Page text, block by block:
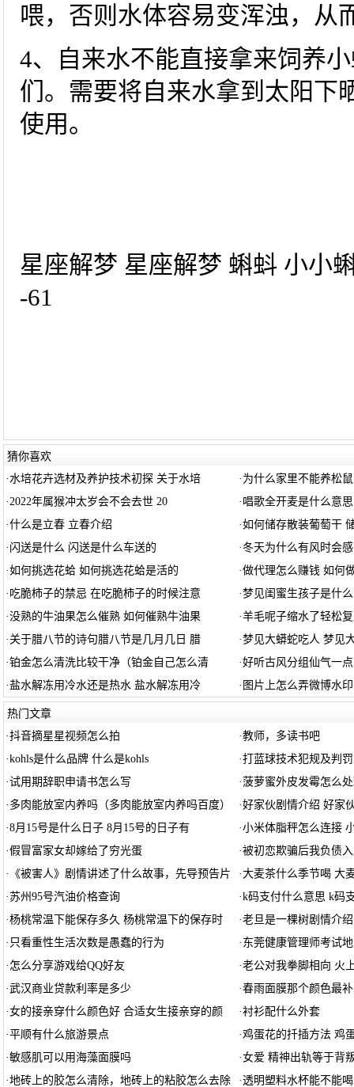
喂，否则水体容易变浑浊，从
4、自来水不能直接拿来饲养
们。需要将自来水拿到太阳下
使用。
星座解梦 星座解梦 蝌蚪 小小
-61
猜你喜欢
·水培花卉选材及养护技术初探 关于水培 · 为什么家里不能养松
·2022年属猴冲太岁会不会去世 20 · 唱歌全开麦是什么意
·什么是立春 立春介绍 ·如何储存散装葡萄干
· 闪送是什么 闪送是什么车送的 ·冬天为什么有风时会
·如何挑选花蛤 如何挑选花蛤是活的 ·做代理怎么赚钱 如何
· 吃脆柿子的禁忌 在吃脆柿子的时候注意 ·梦见闺蜜生孩子是什
·没熟的牛油果怎么催熟 如何催熟牛油果 ·羊毛呢子缩水了轻松
· 关于腊八节的诗句腊八节是几月几日 腊 ·梦见大蟒蛇吃人 梦见
·铂金怎么清洗比较干净（铂金自己怎么清 ·好听古风分组仙气一
·盐水解冻用冷水还是热水 盐水解冻用冷 · 图片上怎么弄微博水
热门文章
·抖音摘星星视频怎么拍 ·教师，多读书吧
·kohls是什么品牌 什么是kohls ·打蓝球技术犯规及判罚
·试用期辞职申请书怎么写 ·菠萝蜜外皮发霉怎么
· 多肉能放室内养吗（多肉能放室内养吗百度） ·好家伙剧情介绍 好家
·8月15号是什么日子 8月15号的日子有 ·小米体脂秤怎么连接
·假冒富家女却嫁给了穷光蛋 ·被初恋欺骗后我负债
· 《被害人》剧情讲述了什么故事，先导预告片 ·大麦茶什么季节喝 大
·苏州95号汽油价格查询 ·k码支付什么意思 k码
·杨桃常温下能保存多久 杨桃常温下的保存时 ·老旦是一棵树剧情介
· 只看重性生活次数是愚蠢的行为 · 东莞健康管理师考试
· 怎么分享游戏给QQ好友 ·老公对我拳脚相向 火
·武汉商业贷款利率是多少 ·春雨面膜那个颜色最
·女的接亲穿什么颜色好 合适女生接亲穿的颜 ·衬衫配什么外套
·平顺有什么旅游景点 ·鸡蛋花的扦插方法 鸡
·敏感肌可以用海藻面膜吗 ·女爱 精神出轨等于背
·地砖上的胶怎么清除，地砖上的粘胶怎么去除 ·透明塑料水杯能不能